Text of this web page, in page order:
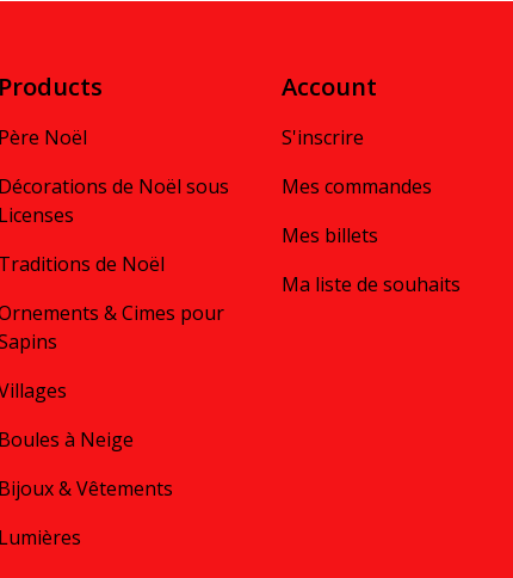
Products
Père Noël
Décorations de Noël sous
Licenses
Traditions de Noël
& Cimes pour
Boules à Neige
Bijoux & Vêtements
Lumières
Account
S'inscrire
Mes commandes
Mes billets
Ma liste de souhaits